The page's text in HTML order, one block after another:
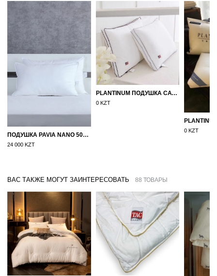
ПОДУШКА PAVIA NANO 50X70
24 000 KZT
PLANTINUM ПОДУШКА САТИН, ШЕЛК 50Х70
0 KZT
0 KZT
ВАС ТАКЖЕ МОГУТ ЗАИНТЕРЕСОВАТЬ 88 ТОВАРЫ